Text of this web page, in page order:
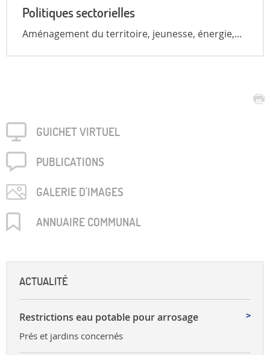
Politiques sectorielles
Aménagement du territoire, jeunesse, énergie,...
GUICHET VIRTUEL
PUBLICA­TIONS
GALERIE D'IMAGES
ANNUAIRE COMMUNAL
ACTUALITÉ
Restrictions eau potable pour arrosage
Prés et jardins concernés